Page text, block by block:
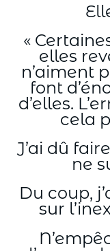
«
elles
n’aiment
font
d’elles.
cela
J’ai dû
ne
Du coup,
sur